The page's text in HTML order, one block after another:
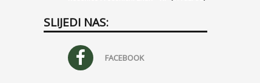
SLIJEDI NAS:
FACEBOOK